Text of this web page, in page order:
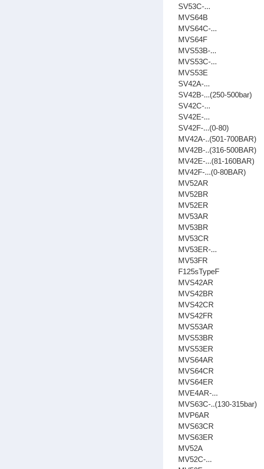
SV53C-...
MVS64B
MVS64C-...
MVS64F
MVS53B-...
MVS53C-...
MVS53E
SV42A-...
SV42B-...(250-500bar)
SV42C-...
SV42E-...
SV42F-...(0-80)
MV42A-..(501-700BAR)
MV42B-..(316-500BAR)
MV42E-...(81-160BAR)
MV42F-...(0-80BAR)
MV52AR
MV52BR
MV52ER
MV53AR
MV53BR
MV53CR
MV53ER-...
MV53FR
F125sTypeF
MVS42AR
MVS42BR
MVS42CR
MVS42FR
MVS53AR
MVS53BR
MVS53ER
MVS64AR
MVS64CR
MVS64ER
MVE4AR-...
MVS63C-..(130-315bar)
MVP6AR
MVS63CR
MVS63ER
MV52A
MV52C-...